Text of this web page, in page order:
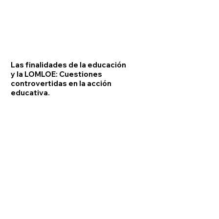
Las finalidades de la educación
y la LOMLOE: Cuestiones
controvertidas en la acción
educativa.